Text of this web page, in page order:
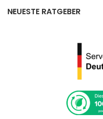
NEUESTE RATGEBER